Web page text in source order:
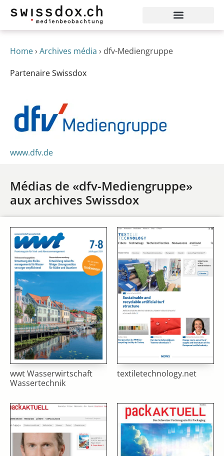
Home› Archives média › dfv-Mediengruppe
Partenaire Swissdox
www.dfv.de
Médias de «dfv-Mediengruppe»
aux archives Swissdox
wwt Wasserwirtschaft
Wassertechnik
textiletechnology.net